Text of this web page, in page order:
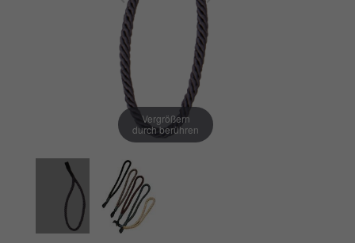
Vergrößern
durch berühren